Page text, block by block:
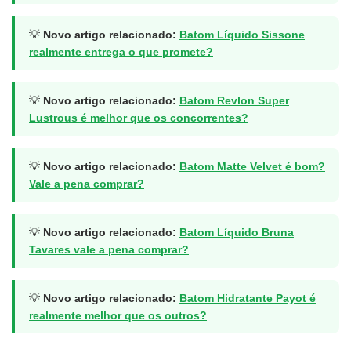
💡 Novo artigo relacionado: Batom Líquido Sissone
realmente entrega o que promete?
💡 Novo artigo relacionado: Batom Revlon Super
Lustrous é melhor que os concorrentes?
💡 Novo artigo relacionado: Batom Matte Velvet é bom?
Vale a pena comprar?
💡 Novo artigo relacionado: Batom Líquido Bruna
Tavares vale a pena comprar?
💡 Novo artigo relacionado: Batom Hidratante Payot é
realmente melhor que os outros?